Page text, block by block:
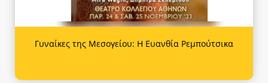
Γυναίκες της Μεσογείου: Η Ευανθία Ρεμπούτσικα